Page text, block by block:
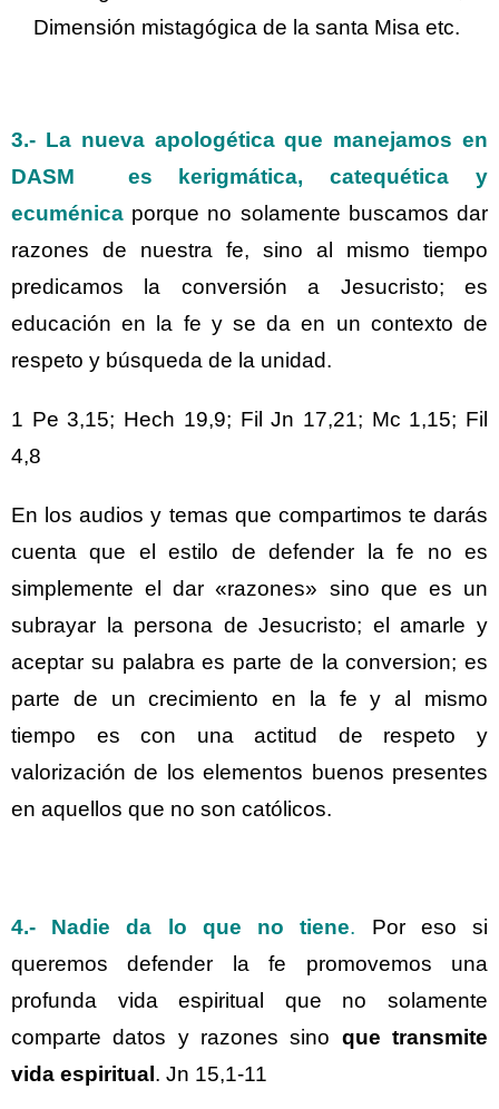
Dimensión mistagógica de la santa Misa etc.
3.- La nueva apologética que manejamos en
DASM es
kerigmática, catequética y
ecuménica porque no solamente buscamos dar
razones de nuestra fe, sino al mismo tiempo
predicamos la conversión a Jesucristo; es
educación en la fe y se da en un contexto de
respeto y búsqueda de la unidad.
1 Pe 3,15; Hech 19,9; Fil Jn 17,21; Mc 1,15; Fil
4,8
En los audios y temas que compartimos te darás
cuenta que el estilo de defender la fe no es
simplemente el dar «razones» sino que es un
subrayar la persona de Jesucristo; el amarle y
aceptar su palabra es parte de la conversion; es
parte de un crecimiento en la fe y al mismo
tiempo es con una actitud de respeto y
valorización de los elementos buenos presentes
en aquellos que no son católicos.
4.- Nadie da lo que no tiene. Por eso si
queremos defender la fe promovemos una
profunda vida espiritual que no solamente
comparte datos y razones sino que transmite
vida espiritual . Jn 15,1-11